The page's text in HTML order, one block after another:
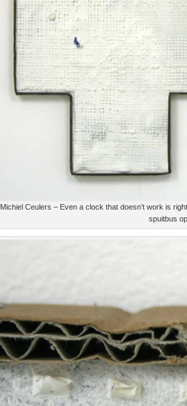
Michiel Ceulers – Even a clock that doesn’t work is
spuitbus